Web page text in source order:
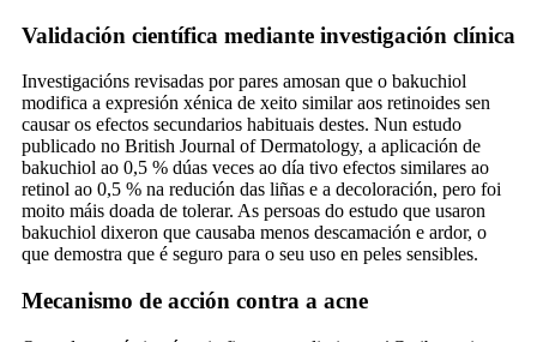
Validación científica mediante investigación clínica
Investigacións revisadas por pares amosan que o bakuchiol
modifica a expresión xénica de xeito similar aos retinoides sen
causar os efectos secundarios habituais destes. Nun estudo
publicado no British Journal of Dermatology, a aplicación de
bakuchiol ao 0,5 % dúas veces ao día tivo efectos similares ao
retinol ao 0,5 % na redución das liñas e a decoloración, pero foi
moito máis doada de tolerar. As persoas do estudo que usaron
bakuchiol dixeron que causaba menos descamación e ardor, o
que demostra que é seguro para o seu uso en peles sensibles.
Mecanismo de acción contra a acne